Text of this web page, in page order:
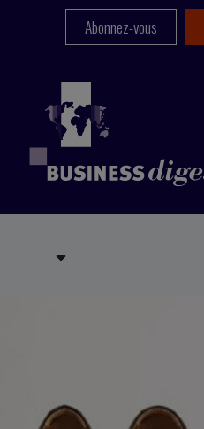
Abonnez-vous